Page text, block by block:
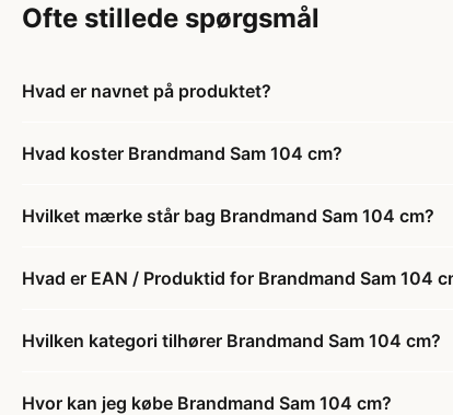
Ofte stillede spørgsmål
Hvad er navnet på produktet?
Hvad koster Brandmand Sam 104 cm?
Hvilket mærke står bag Brandmand Sam 104 cm?
Hvad er EAN / Produktid for Brandmand Sam 104
Hvilken kategori tilhører Brandmand Sam 104 cm?
Hvor kan jeg købe Brandmand Sam 104 cm?